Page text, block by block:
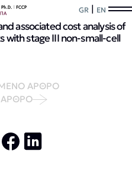
GR | EN
associated cost analysis of
with stage III non-small-cell
ΑΡΘΡΟ